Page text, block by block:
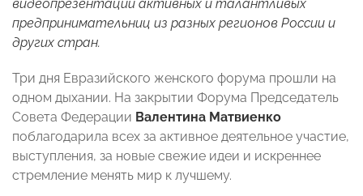
видеопрезентации активных и талантливых
предпринимательниц из разных регионов России и
других стран.
Три дня Евразийского женского форума прошли на
одном дыхании. На закрытии Форума Председатель
Совета Федерации Валентина Матвиенко
поблагодарила всех за активное деятельное участие,
выступления, за новые свежие идеи и искреннее
стремление менять мир к лучшему.